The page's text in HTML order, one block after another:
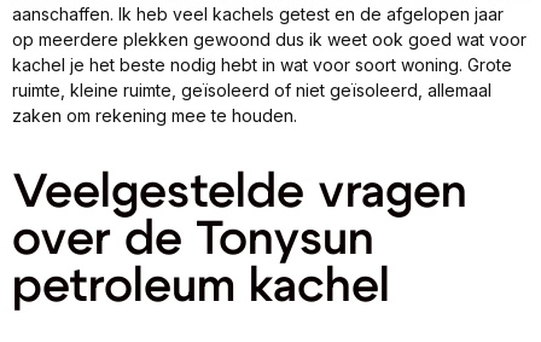
aanschaffen. Ik heb veel kachels getest en de afgelopen jaar
op meerdere plekken gewoond dus ik weet ook goed wat voor
kachel je het beste nodig hebt in wat voor soort woning. Grote
ruimte, kleine ruimte, geïsoleerd of niet geïsoleerd, allemaal
zaken om rekening mee te houden.
Veelgestelde vragen
over de Tonysun
petroleum kachel